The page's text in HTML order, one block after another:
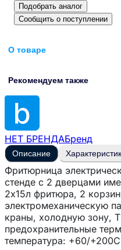
Подобрать аналог
Сообщить о поступлении
О товаре
Рекомендуем также
НЕТ БРЕНДАБренд
Описание
Фритюрница
стенде с 2 дверцами
2х15л фритюра, 2
электромеханическую
краны, холодную зону,
предохранительные
температура: +60/